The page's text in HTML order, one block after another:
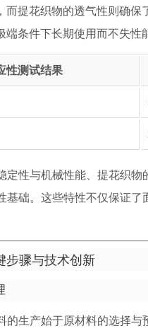
而提花织物的透气性则确
条件下长期使用而不失性
性测试结果
定性与机械性能、提花织
基础。这些特性不仅保证
步骤与技术创新
的生产始于原材料的选择